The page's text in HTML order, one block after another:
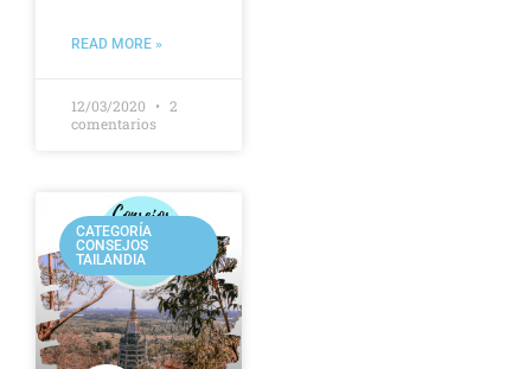
READ MORE »
12/03/2020
2
comentarios
CATEGORÍA
CONSEJOS
TAILANDIA